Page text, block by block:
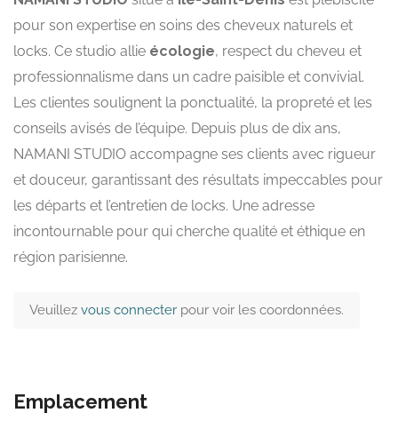
pour son expertise en soins des cheveux naturels et
locks. Ce studio allie écologie, respect du cheveu et
professionnalisme dans un cadre paisible et convivial.
Les clientes soulignent la ponctualité, la propreté et les
conseils avisés de l’équipe. Depuis plus de dix ans,
NAMANI STUDIO accompagne ses clients avec rigueur
et douceur, garantissant des résultats impeccables pour
les départs et l’entretien de locks. Une adresse
incontournable pour qui cherche qualité et éthique en
région parisienne.
Veuillez vous connecter pour voir les coordonnées.
Emplacement